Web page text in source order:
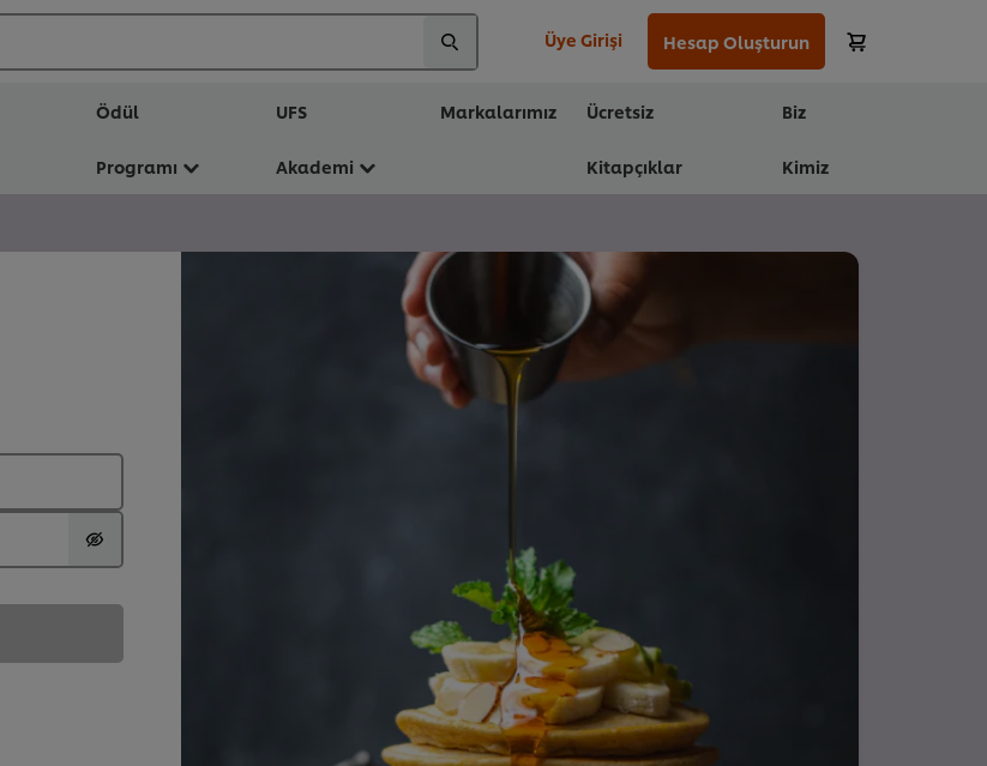
Üye Girişi Hesap Oluşturun
Ödül
Programı
UFS
Akademi
Markalarımız Ücretsiz
Kitapçıklar
Biz
Kimiz